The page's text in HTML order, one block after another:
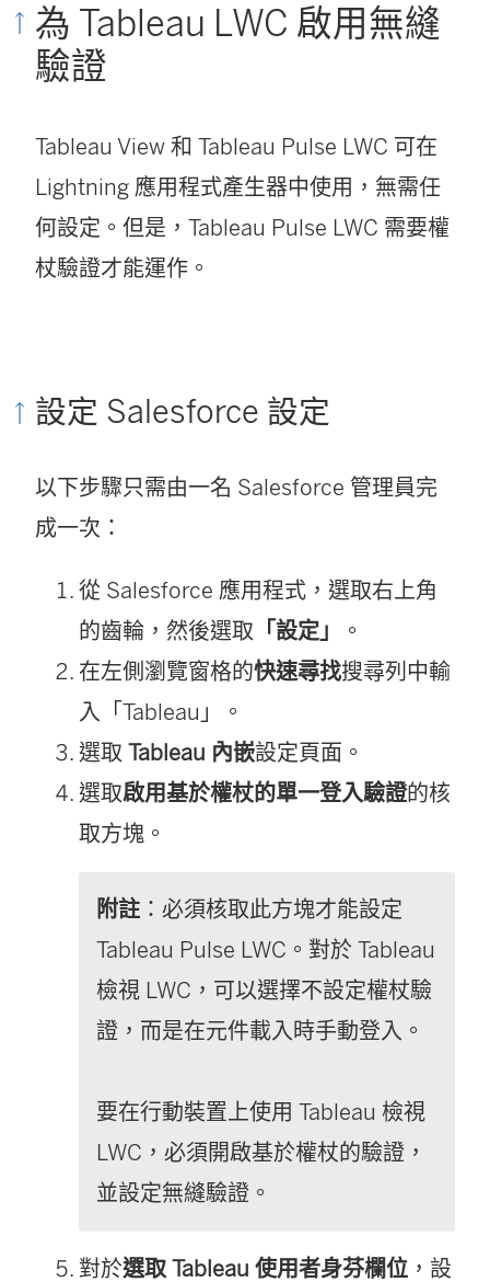
為 Tableau LWC 啟用無縫
驗證
Tableau View 和 Tableau Pulse LWC 可在
Lightning 應用程式產生器中使用，無需任
何設定。但是，Tableau Pulse LWC 需要權
杖驗證才能運作。
設定 Salesforce 設定
以下步驟只需由一名 Salesforce 管理員完
成一次：
從 Salesforce 應用程式，選取右上角
的齒輪，然後選取 「設定」
。
在左側瀏覽窗格的快速尋找搜尋列中輸
入「Tableau」。
選取 Tableau 內嵌設定頁面。
選取啟用基於權杖的單一登入驗證的核
取方塊。
附註 ：必須核取此方塊才能設定
Tableau Pulse LWC。對於 Tableau
檢視 LWC，可以選擇不設定權杖驗
證，而是在元件載入時手動登入。
要在行動裝置上使用 Tableau 檢視
LWC，必須開啟基於權杖的驗證，
並設定無縫驗證。
對於選取 Tableau 使用者身芬欄位 ，設